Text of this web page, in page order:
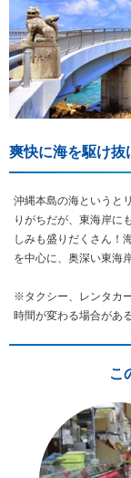
爽快に海を駆け抜
沖縄本島の海というと
りがちだが、東海岸に
しみも盛りだくさん！
を中心に、奥深い東海
※タクシー、レンタカ
時間が変わる場合があ
こ